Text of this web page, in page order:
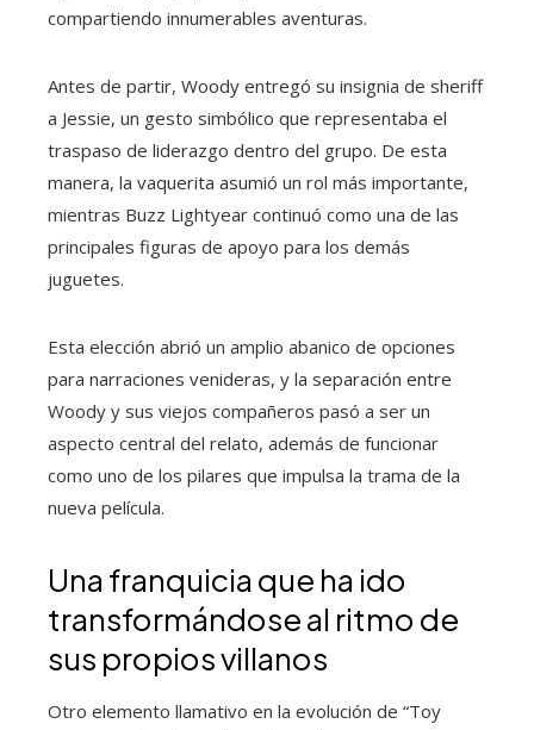
compartiendo innumerables aventuras.
Antes de partir, Woody entregó su insignia de sheriff
a Jessie, un gesto simbólico que representaba el
traspaso de liderazgo dentro del grupo. De esta
manera, la vaquerita asumió un rol más importante,
mientras Buzz Lightyear continuó como una de las
principales figuras de apoyo para los demás
juguetes.
Esta elección abrió un amplio abanico de opciones
para narraciones venideras, y la separación entre
Woody y sus viejos compañeros pasó a ser un
aspecto central del relato, además de funcionar
como uno de los pilares que impulsa la trama de la
nueva película.
Una franquicia que ha ido
transformándose al ritmo de
sus propios villanos
Otro elemento llamativo en la evolución de “Toy